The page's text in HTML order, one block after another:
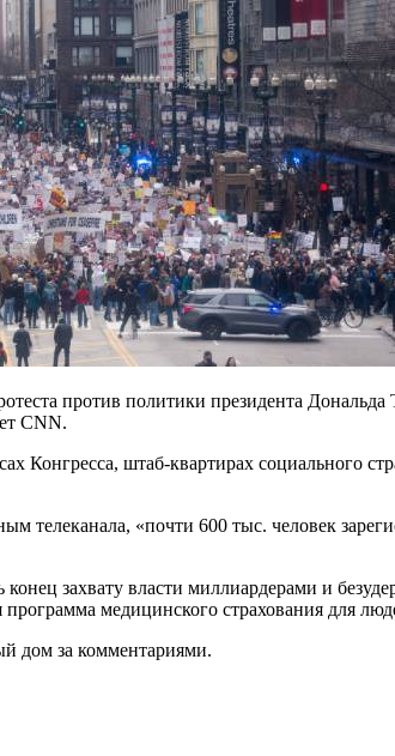
против политики президента
CNN.
Конгресса, штаб-квартирах социального
телеканала, «почти 600 тыс. человек
захвату власти миллиардерами и
медицинского страхования для
дом за комментариями.